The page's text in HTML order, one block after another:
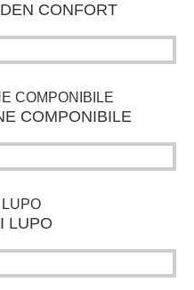
CONFORT
COMPONIBILE
LUPO